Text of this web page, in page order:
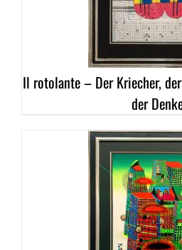
Il rotolante – Der Kriecher,
der